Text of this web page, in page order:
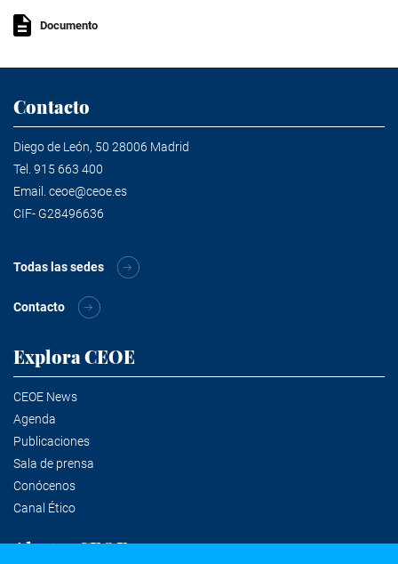
Documento
Contacto
Diego de León, 50 28006 Madrid
Tel. 915 663 400
Email. ceoe@ceoe.es
CIF- G28496636
Todas las sedes
Contacto
Explora CEOE
CEOE News
Agenda
Publicaciones
Sala de prensa
Conócenos
Canal Ético
Alertas CEOE